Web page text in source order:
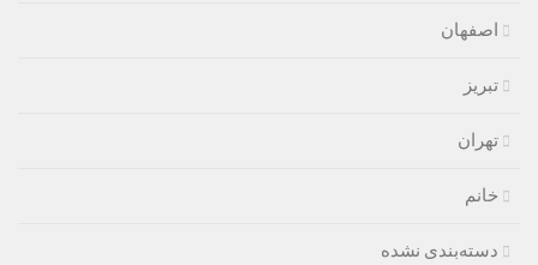
اصفهان
تبریز
تهران
خانم
دسته‌بندی نشده